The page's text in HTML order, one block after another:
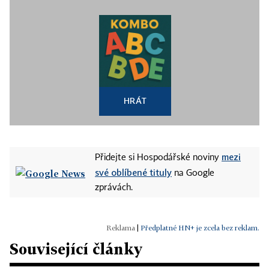
HRÁT
Přidejte si Hospodářské noviny mezi
své oblíbené tituly na Google
zprávách.
Předplatné HN+ je zcela bez reklam.
Související články